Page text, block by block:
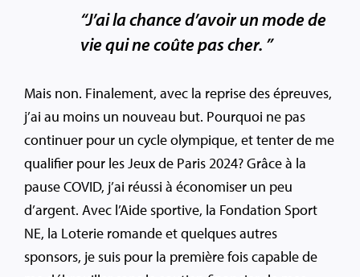
“J’ai la chance d’avoir un mode de
vie qui ne coûte pas cher. ”
Mais non. Finalement, avec la reprise des épreuves,
j’ai au moins un nouveau but. Pourquoi ne pas
continuer pour un cycle olympique, et tenter de me
qualifier pour les Jeux de Paris 2024? Grâce à la
pause COVID, j’ai réussi à économiser un peu
d’argent. Avec l’Aide sportive, la Fondation Sport
NE, la Loterie romande et quelques autres
sponsors, je suis pour la première fois capable de